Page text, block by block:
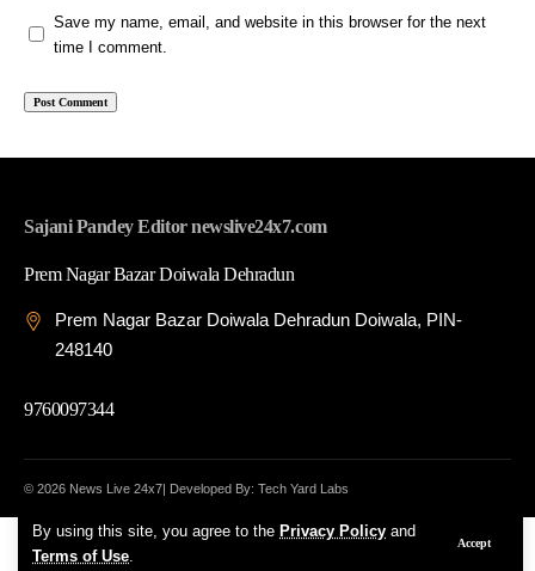
By using this site, you agree to the Privacy Policy and
Terms of Use.
Accept
Save my name, email, and website in this browser for the next
time I comment.
Sajani Pandey Editor newslive24x7.com
Prem Nagar Bazar Doiwala Dehradun
Prem Nagar Bazar Doiwala Dehradun Doiwala, PIN-
248140
9760097344
© 2026 News Live 24x7| Developed By: Tech Yard Labs